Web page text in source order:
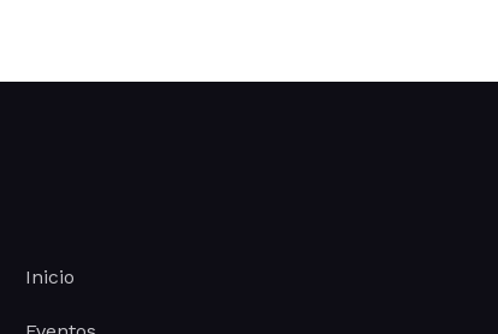
Inicio